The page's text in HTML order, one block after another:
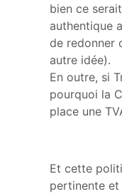
bien ce
authentique
de redonner
autre idée).
En outre, si
pourquoi la
place une
Et cette
pertinente